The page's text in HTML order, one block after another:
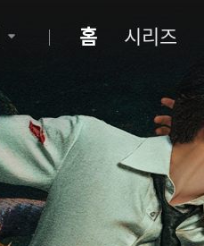
홈 시리즈